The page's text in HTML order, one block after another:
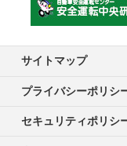
サイトマップ
プライバシーポリシ
セキュリティポリシ